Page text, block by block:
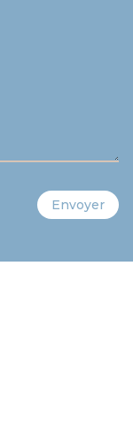
Envoyer